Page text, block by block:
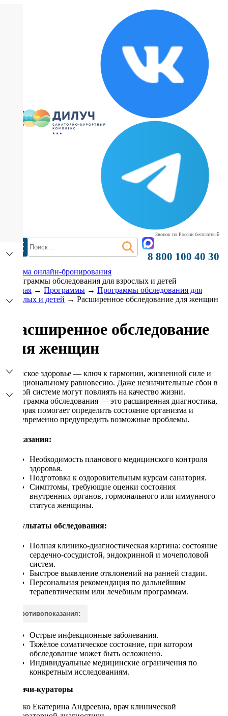
Найти:
Звонок по России бесплатный
8 800 100 40 30
система онлайн-бронирования
Программы обследования для взрослых и детей
Главная → Программы → Программы обследования для
взрослых и детей → Расширенное обследование для женщин
Расширенное обследование
для женщин
Женское здоровье — ключ к гармонии, жизненной силе и
эмоциональному равновесию. Даже незначительные сбои в
одной системе могут повлиять на качество жизни.
Программа обследования — это расширенная диагностика,
которая помогает определить состояние организма и
своевременно предупредить возможные проблемы.
Показания:
Необходимость планового медицинского контроля
здоровья.
Подготовка к оздоровительным курсам санатория.
Симптомы, требующие оценки состояния
внутренних органов, гормонального или иммунного
статуса женщины.
Результаты обследования:
Полная клинико‑диагностическая картина: состояние
сердечно-сосудистой, эндокринной и мочеполовой
систем.
Быстрое выявление отклонений на ранней стадии.
Персональная рекомендация по дальнейшим
терапевтическим или лечебным программам.
Противопоказания:
Острые инфекционные заболевания.
Тяжёлое соматическое состояние, при котором
обследование может быть осложнено.
Индивидуальные медицинские ограничения по
конкретным исследованиям.
Врачи-кураторы
Лучко Екатерина Андреевна, врач клинической